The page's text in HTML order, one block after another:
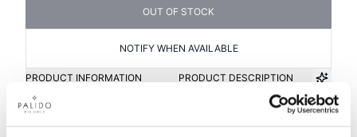
OUT OF STOCK
NOTIFY WHEN AVAILABLE
PRODUCT INFORMATION PRODUCT DESCRIPTION
Item group
Material